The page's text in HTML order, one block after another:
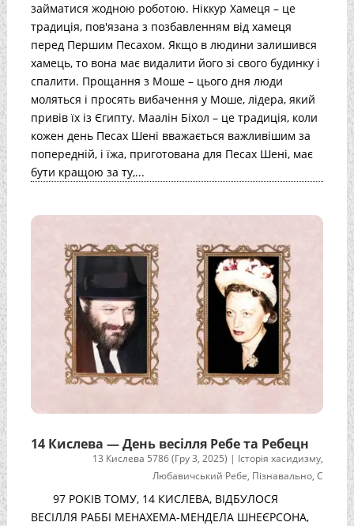
займатися жодною роботою. Ніккур Хамеця – це
традиція, пов'язана з позбавленням від хамеця
перед Першим Песахом. Якщо в людини залишився
хамець, то вона має видалити його зі свого будинку і
спалити. Прощання з Моше – цього дня люди
моляться і просять вибачення у Моше, лідера, який
привів їх із Єгипту. Маалін Біхол – це традиція, коли
кожен день Песах Шені вважається важливішим за
попередній, і їжа, приготована для Песах Шені, має
бути кращою за ту,...
14 Кислева — День весілля Ребе та Ребецн
13 Кислева 5786 (Гру 3, 2025) | Історія хасидизму,
Любавичський Ребе, Пізнавально,С
97 РОКІВ ТОМУ, 14 КИСЛЕВА, ВІДБУЛОСЯ
ВЕСІЛЛЯ РАББІ МЕНАХЕМА-МЕНДЕЛА ШНЕЄРСОНА,